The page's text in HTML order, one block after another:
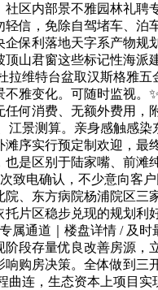
区内部景不雅园林礼
信，免除自驾堵车、
保利落地天字系产物
山君窗这些标记性海
维特台盆取汉斯格雅
雅变化。可随时监视
何消费、无额外费用
景测算。亲身感触感
序实行预定制欢迎，
是区别于陆家嘴、前
致电确认，不少意向客
、东方病院杨浦院区
片区稳步兑现的规划
通道｜楼盘详情 / 及
段存量优良改善房源
购房决策。全体做到
连，生态资本上项目